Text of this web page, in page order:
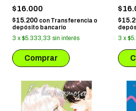
$16.000
$15.200 con Transferencia o
depósito bancario
3 x $5.333,33 sin interés
3 x